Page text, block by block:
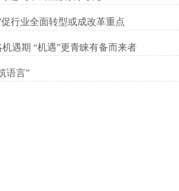
促行业全面转型或成改革重点
遇期 “机遇”更青睐有备而来者
语言”